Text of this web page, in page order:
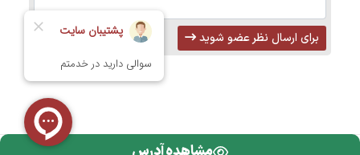
برای ارسال نظر عضو شوید